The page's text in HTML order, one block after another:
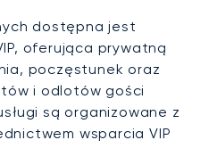
dostępna jest
oferująca prywatną
poczęstunek oraz
i odlotów gości
są organizowane z
wsparcia VIP